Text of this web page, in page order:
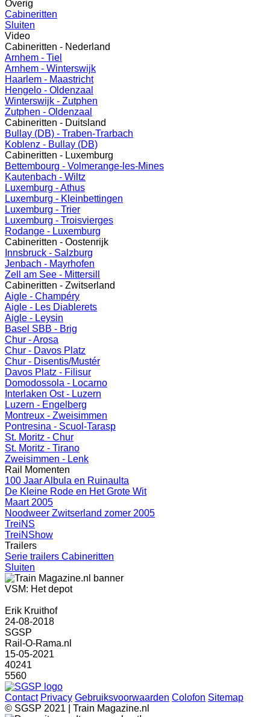
Overig
Cabineritten
Sluiten
Video
Cabineritten - Nederland
Arnhem - Tiel
Arnhem - Winterswijk
Haarlem - Maastricht
Hengelo - Oldenzaal
Winterswijk - Zutphen
Zutphen - Oldenzaal
Cabineritten - Duitsland
Bullay (DB) - Traben-Trarbach
Koblenz - Bullay (DB)
Cabineritten - Luxemburg
Bettembourg - Volmerange-les-Mines
Kautenbach - Wiltz
Luxemburg - Athus
Luxemburg - Kleinbettingen
Luxemburg - Trier
Luxemburg - Troisvierges
Rodange - Luxemburg
Cabineritten - Oostenrijk
Innsbruck - Salzburg
Jenbach - Mayrhofen
Zell am See - Mittersill
Cabineritten - Zwitserland
Aigle - Champéry
Aigle - Les Diablerets
Aigle - Leysin
Basel SBB - Brig
Chur - Arosa
Chur - Davos Platz
Chur - Disentis/Mustér
Davos Platz - Filisur
Domodossola - Locarno
Interlaken Ost - Luzern
Luzern - Engelberg
Montreux - Zweisimmen
Pontresina - Scuol-Tarasp
St. Moritz - Chur
St. Moritz - Tirano
Zweisimmen - Lenk
Rail Momenten
100 Jaar Albula en Ruinaulta
De Kleine Rode en Het Grote Wit
Maart 2005
Noodweer Zwitserland zomer 2005
TreiNS
TreiNShow
Trailers
Serie trailers Cabineritten
Sluiten
VSM: Het depot
Erik Kruithof
24-08-2018
SGSP
Rail-O-Rama.nl
15-05-2021
40241
5560
Contact Privacy Gebruiksvoorwaarden Colofon Sitemap
© SGSP 2021 | Train Magazine.nl